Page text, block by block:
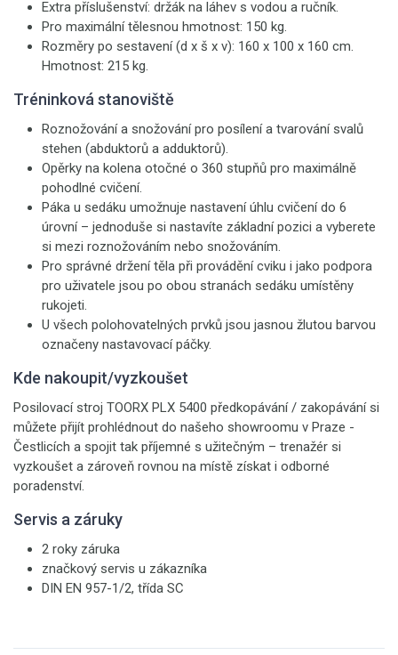
Extra příslušenství: držák na láhev s vodou a ručník.
Pro maximální tělesnou hmotnost: 150 kg.
Rozměry po sestavení (d x š x v): 160 x 100 x 160 cm.
Hmotnost: 215 kg.
Tréninková stanoviště
Roznožování a snožování pro posílení a tvarování svalů
stehen (abduktorů a adduktorů).
Opěrky na kolena otočné o 360 stupňů pro maximálně
pohodlné cvičení.
Páka u sedáku umožnuje nastavení úhlu cvičení do 6
úrovní – jednoduše si nastavíte základní pozici a vyberete
si mezi roznožováním nebo snožováním.
Pro správné držení těla při provádění cviku i jako podpora
pro uživatele jsou po obou stranách sedáku umístěny
rukojeti.
U všech polohovatelných prvků jsou jasnou žlutou barvou
označeny nastavovací páčky.
Kde nakoupit/vyzkoušet
Posilovací stroj TOORX PLX 5400 předkopávání / zakopávání si
můžete přijít prohlédnout do našeho showroomu v Praze -
Čestlicích a spojit tak příjemné s užitečným – trenažér si
vyzkoušet a zároveň rovnou na místě získat i odborné
poradenství.
Servis a záruky
2 roky záruka
značkový servis u zákazníka
DIN EN 957-1/2, třída SC